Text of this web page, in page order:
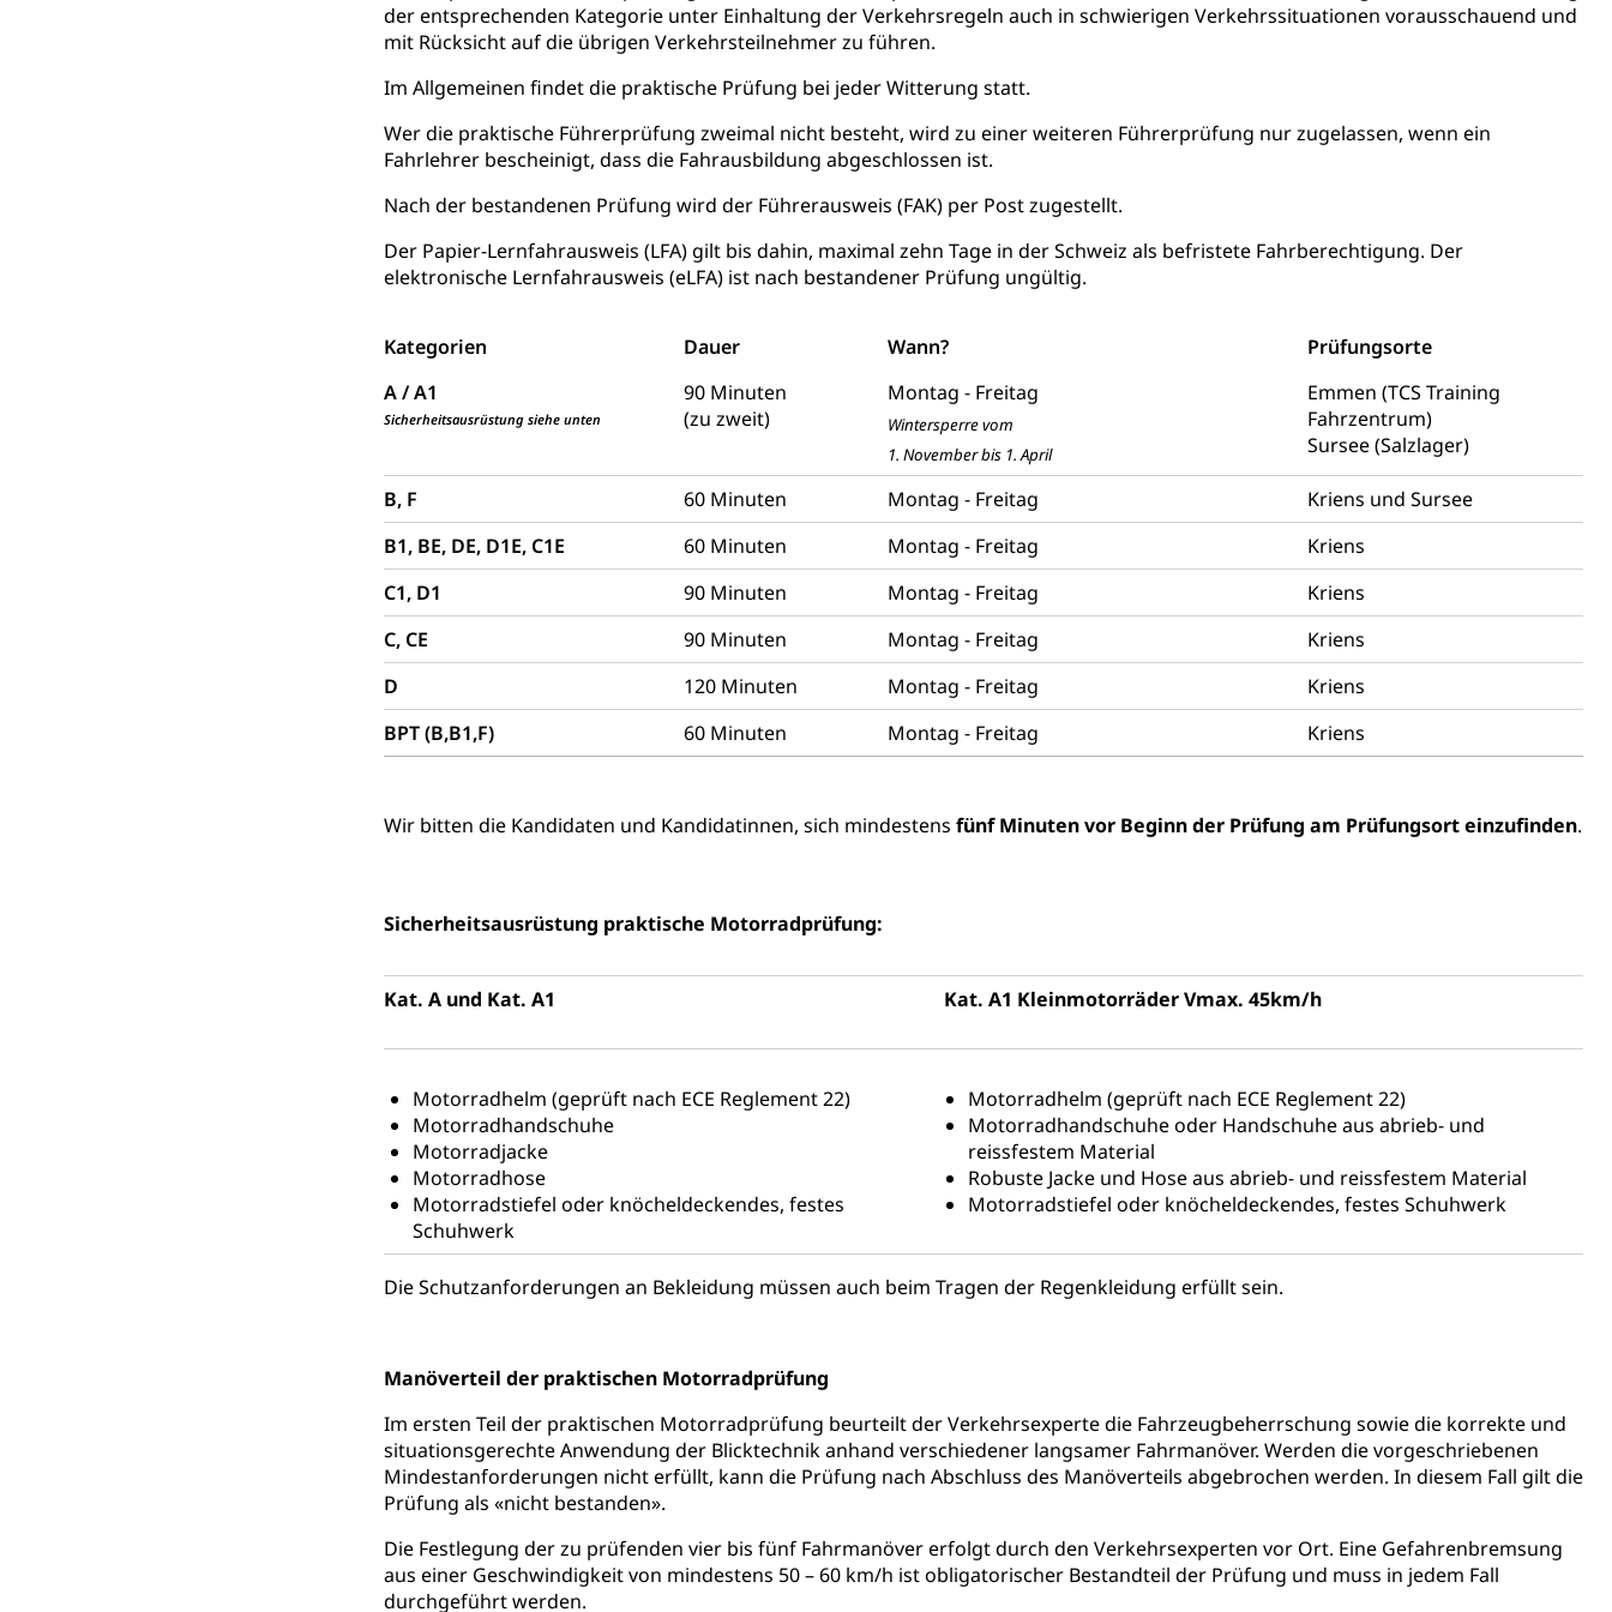
der entsprechenden Kategorie unter Einhaltung der Verkehrsregeln auch in schwierigen Verkehrssituationen vorausschauend und
mit Rücksicht auf die übrigen Verkehrsteilnehmer zu führen.
Im Allgemeinen findet die praktische Prüfung bei jeder Witterung statt.
Wer die praktische Führerprüfung zweimal nicht besteht, wird zu einer weiteren Führerprüfung nur zugelassen, wenn ein
Fahrlehrer bescheinigt, dass die Fahrausbildung abgeschlossen ist.
Nach der bestandenen Prüfung wird der Führerausweis (FAK) per Post zugestellt.
Der Papier-Lernfahrausweis (LFA) gilt bis dahin, maximal zehn Tage in der Schweiz als befristete Fahrberechtigung. Der
elektronische Lernfahrausweis (eLFA) ist nach bestandener Prüfung ungültig.
Kategorien Dauer Wann?
Prüfungsorte
A / A1
Sicherheitsausrüstung siehe unten
90 Minuten
(zu zweit)
Montag - Freitag
Wintersperre vom
1. November bis 1. April
Emmen (TCS Training
Fahrzentrum)
Sursee (Salzlager)
B, F 60 Minuten Montag - Freitag
Kriens und Sursee
B1, BE, DE, D1E, C1E
60 Minuten Montag - Freitag
Kriens
C1, D1
90 Minuten Montag - Freitag
Kriens
C, CE
90 Minuten Montag - Freitag
Kriens
D
120 Minuten Montag - Freitag
Kriens
BPT (B,B1,F)
60 Minuten Montag - Freitag Kriens
Wir bitten die Kandidaten und Kandidatinnen, sich mindestens fünf Minuten vor Beginn der Prüfung am Prüfungsort einzufinden.
Sicherheitsausrüstung praktische Motorradprüfung:
Kat. A und Kat. A1 Kat. A1 Kleinmotorräder Vmax. 45km/h
Motorradhelm (geprüft nach ECE Reglement 22)
Motorradhandschuhe
Motorradjacke
Motorradhose
Motorradstiefel oder knöcheldeckendes, festes
Schuhwerk
Motorradhelm (geprüft nach ECE Reglement 22)
Motorradhandschuhe oder Handschuhe aus abrieb- und
reissfestem Material
Robuste Jacke und Hose aus abrieb- und reissfestem Material
Motorradstiefel oder knöcheldeckendes, festes Schuhwerk
Die Schutzanforderungen an Bekleidung müssen auch beim Tragen der Regenkleidung erfüllt sein.
Manöverteil der praktischen Motorradprüfung
Im ersten Teil der praktischen Motorradprüfung beurteilt der Verkehrsexperte die Fahrzeugbeherrschung sowie die korrekte und
situationsgerechte Anwendung der Blicktechnik anhand verschiedener langsamer Fahrmanöver. Werden die vorgeschriebenen
Mindestanforderungen nicht erfüllt, kann die Prüfung nach Abschluss des Manöverteils abgebrochen werden. In diesem Fall gilt die
Prüfung als «nicht bestanden».
Die Festlegung der zu prüfenden vier bis fünf Fahrmanöver erfolgt durch den Verkehrsexperten vor Ort. Eine Gefahrenbremsung
aus einer Geschwindigkeit von mindestens 50 – 60 km/h ist obligatorischer Bestandteil der Prüfung und muss in jedem Fall
durchgeführt werden.
Mündigkeit, Kindesschutz, Jugendschutz
Kinder- und Jugendförderung Psychische Gesundheit IV für Kinder und Jugendliche (WAS Luzern)
Pflege / Pflegeheim
Hauspflege, spitalexterne Pflege, Spitex
Betreuende Angehörige Pflegeheimliste und freie Pflegeplätze
Religion
Kirche, Gottesdienst, Seelsorge, Religionsgemeinschaft
Religionsvielfalt Im Kanton Luzern (unilu) Religion (gruezi.lu.ch)
Sport
Olympiateam Kanton Luzern Offene Sporthallen Gesundheitsförderung
Freiwilliger Schulsport
Sportförderung
Tiere
Haustiere, Heimtiere, Wildtiere, Veterinärmedizin, Tiermedizin, Tierarzt, Tierschutz, Jagd, Fischerei, Viehzucht
Veterinärdienst Wildtiere Halten von Wildtieren
Haltung Heimtiere
Hunde
Bestattung, Beerdigung, Testament, Erbrecht, Erbschaft, Todesschein, Todesanzeige, Zivilstandsamt, Erben, Erbenliste
Ärztliche Todesbescheinigung
Sicherheit
Armee
Militär, Militärdienst, Militärdienstpflicht, Wehrpflicht, Berufssoldat, Militärdienstverweigerer, Dienstverweigerer, Militärdienstverweigerung,
Wehrpflichtersatz, Wehrpflichtersatzabgabe
Vorratshaltung, Vorrat
Wasserversorgung
Waffen
Waffenerwerbsschein, Waffenschein, Waffenbüro, Waffentragen, Selbstverteidigung
Waffen, Sprengstoffe und Pyrotechnik
Zivildienst
Militärdienst
Bundesamt für Zivildienst ZIVI
Zivilschutz
Staat und Recht
Gleichstellung von Frau und Mann
Diskriminierung, Gleichstellungsbüro, Mobbing
Gleichstellung aller Geschlechter und Lebensformen
Schlichtungsbehörde Gleichstellung
Zivilrecht, Zivilrechtspflege, Gerichtsverfahren